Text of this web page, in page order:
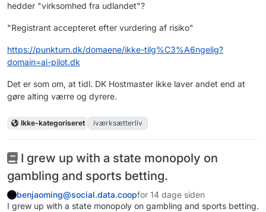
hedder "virksomhed fra udlandet"?
"Registrant accepteret efter vurdering af risiko"
https://punktum.dk/domaene/ikke-tilg%C3%A6ngelig?
domain=ai-pilot.dk
Det er som om, at tidl. DK Hostmaster ikke laver andet end at
gøre alting værre og dyrere.
Ikke-kategoriseret iværksætterliv
I grew up with a state monopoly on
gambling and sports betting.
benjaoming@social.data.coopfor 14 dage siden
I grew up with a state monopoly on gambling and sports betting.